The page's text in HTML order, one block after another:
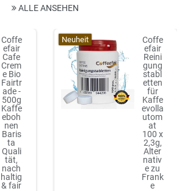
ALLE ANSEHEN
Coffe
efair
Cafe
Crem
e Bio
Fairtr
ade -
500g
Kaffe
eboh
nen
Baris
ta
Quali
tät,
nach
haltig
& fair
Neuheit
Coffe
efair
Reini
gung
stabl
etten
für
Kaffe
evolla
utom
at
100 x
2,3g,
Alter
nativ
e zu
Frank
e